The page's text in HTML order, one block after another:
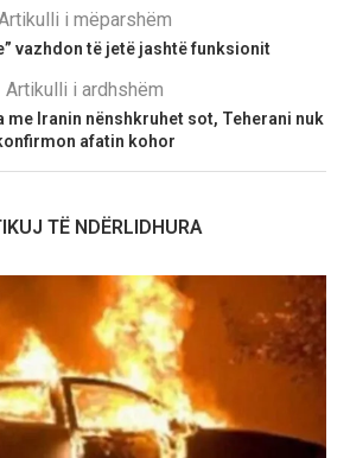
i mëparshëm
vazhdon të jetë jashtë funksionit
Artikulli i ardhshëm
me Iranin nënshkruhet sot, Teherani nuk
afatin kohor
TË NDËRLIDHURA